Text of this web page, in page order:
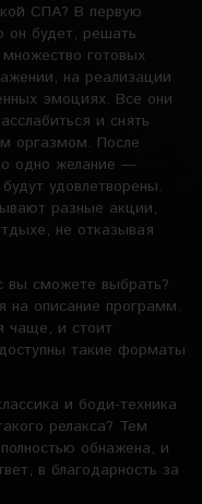
СПА? В первую
он будет, решать
готовых
на реализации
эмоциях. Все они
и снять
оргазмом. После
одно желание —
удовлетворены.
разные акции,
не отказывая
вы сможете выбрать?
на описание программ.
чаще, и стоит
такие форматы
и боди-техника
релакса? Тем
обнажена, и
в благодарность за